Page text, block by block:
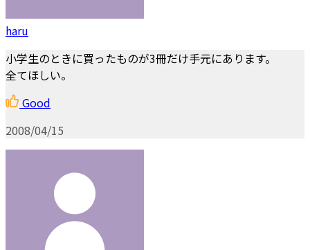
haru
小学生のときに買ったものが3冊だけ手元にあります。
全てほしい。
Good
2008/04/15